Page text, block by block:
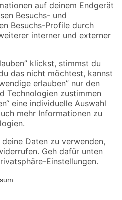
Die dargestellten Angebote sind unter
Die angegebenen Verfügbarkeiten beziehen
toom Baumarkt. Alle Angebote und
nicht für Artikel mit Speditionsversand, hier